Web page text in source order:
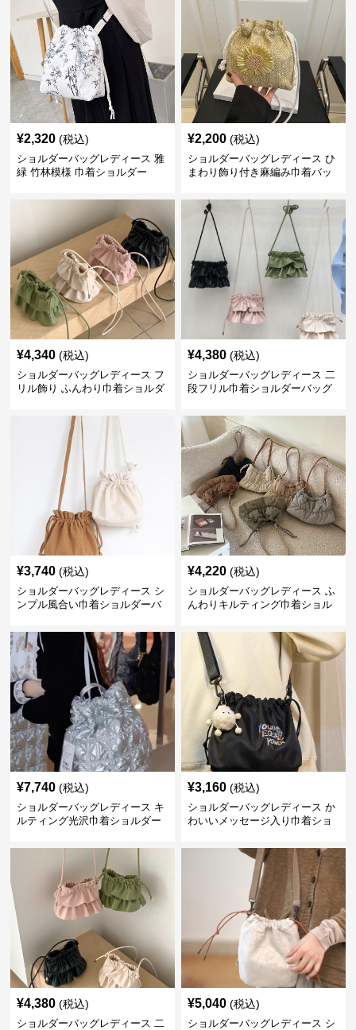
¥2,320 (税込)
ショルダーバッグレディース 雅
緑 竹林模様 巾着ショルダー
¥2,200 (税込)
ショルダーバッグレディース ひ
まわり飾り付き麻編み巾着バッ
¥4,340 (税込)
ショルダーバッグレディース フ
リル飾り ふんわり巾着ショルダ
¥4,380 (税込)
ショルダーバッグレディース 二
段フリル巾着ショルダーバッグ
¥3,740 (税込)
ショルダーバッグレディース シ
ンプル風合い巾着ショルダーバ
¥4,220 (税込)
ショルダーバッグレディース ふ
んわりキルティング巾着ショル
¥7,740 (税込)
ショルダーバッグレディース キ
ルティング光沢巾着ショルダー
¥3,160 (税込)
ショルダーバッグレディース か
わいいメッセージ入り巾着ショ
¥4,380 (税込)
ショルダーバッグレディース 二
¥5,040 (税込)
ショルダーバッグレディース シ